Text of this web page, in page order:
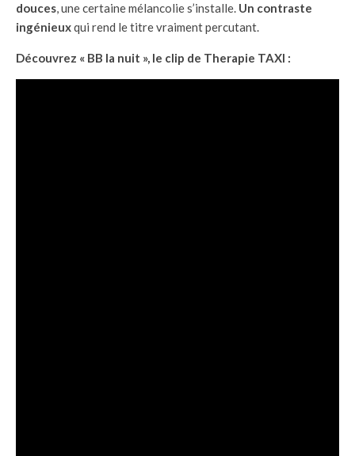
douces, une certaine mélancolie s’installe. Un contraste
ingénieuxqui rend le titre vraiment percutant.
Découvrez « BB la nuit », le clip de Therapie TAXI :